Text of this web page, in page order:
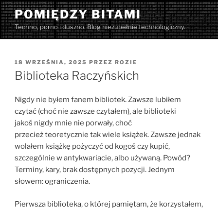
Przejdź
do
treści
POMIĘDZY BITAMI
Techno, porno i duszno. Blog niezupełnie technologiczny.
OPUBLIKOWANE
W
18 WRZEŚNIA, 2025 PRZEZ ROZIE
Biblioteka Raczyńskich
Nigdy nie byłem fanem bibliotek. Zawsze lubiłem
czytać (choć nie zawsze czytałem), ale biblioteki
jakoś nigdy mnie nie porwały, choć
przecież teoretycznie tak wiele książek. Zawsze jednak
wolałem książkę pożyczyć od kogoś czy kupić,
szczególnie w antykwariacie, albo używaną. Powód?
Terminy, kary, brak dostępnych pozycji. Jednym
słowem: ograniczenia.
Pierwsza biblioteka, o której pamiętam, że korzystałem,